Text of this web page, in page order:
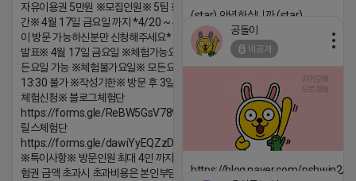
자유이용권 5만원 ※모집인원※ 5팀 ※모집기
간※ 4월 17일 금요일 까지 *4/20 ~ 4/26 사
이 방문 가능하신분만 신청해주세요* ※체험단
발표※ 4월 17일 금요일 ※체험가능요일※ 모
든요일 가능 ※체험불가요일※ 모든요일 12 ~
13:30 불가 ※작성기한※ 방문 후 3일 이내 ※
체험신청※ 블로그체험단
https://forms.gle/ReBW5GsV789ur2Pz6
릴스체험단
https://forms.gle/dawiYyEQZzDdqf8W8
※특이사항※ 방문인원 최대 4인 까지 가능 체
험권 금액 초과시 초과비용은 본인부담입니다.
(star) 안녕하십니까 (star)
2026-04-18 17:12
공돌이
비공개
https://blog.naver.com/pshwin2/